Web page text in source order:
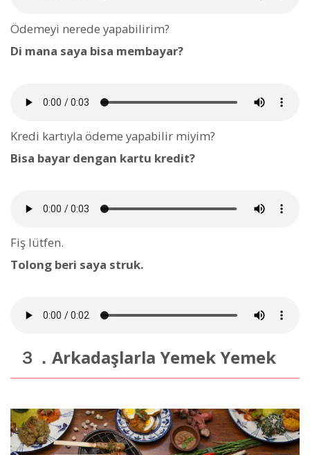
Ödemeyi nerede yapabilirim?
Di mana saya bisa membayar?
Kredi kartıyla ödeme yapabilir miyim?
Bisa bayar dengan kartu kredit?
Fiş lütfen.
Tolong beri saya struk.
３．Arkadaşlarla Yemek Yemek